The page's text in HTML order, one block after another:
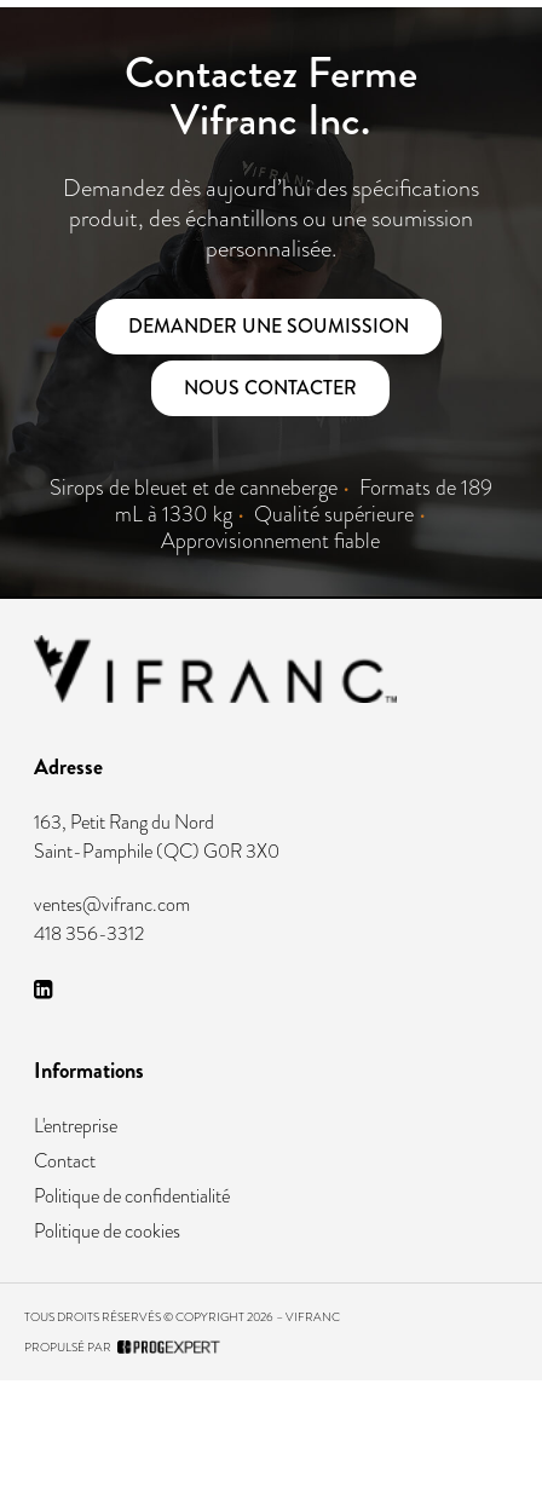
Contactez Ferme
Vifranc Inc.
Demandez dès aujourd’hui des spécifications
produit, des échantillons ou une soumission
personnalisée.
DEMANDER UNE SOUMISSION
NOUS CONTACTER
Sirops de bleuet et de canneberge • Formats de 189
mL à 1330 kg • Qualité supérieure •
Approvisionnement fiable
Adresse
163, Petit Rang du Nord
Saint-Pamphile(QC) G0R 3X0
ventes@vifranc.com
418 356-3312
Informations
L'entreprise
Contact
Politique de confidentialité
Politique de cookies
TOUS DROITS RÉSERVÉS © COPYRIGHT 2026 – VIFRANC
PROPULSÉ PAR